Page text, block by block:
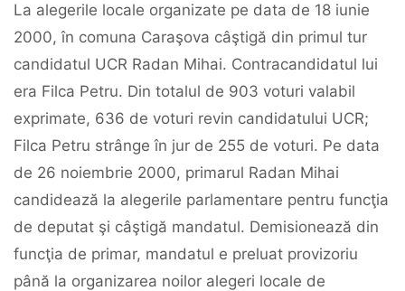
La alegerile locale organizate pe data de 18 iunie
2000, în comuna Caraşova câştigă din primul tur
candidatul UCR Radan Mihai. Contracandidatul lui
era Filca Petru. Din totalul de 903 voturi valabil
exprimate, 636 de voturi revin candidatului UCR;
Filca Petru strânge în jur de 255 de voturi. Pe data
de 26 noiembrie 2000, primarul Radan Mihai
candidează la alegerile parlamentare pentru funcţia
de deputat şi câştigă mandatul. Demisionează din
funcţia de primar, mandatul e preluat provizoriu
până la organizarea noilor alegeri locale de